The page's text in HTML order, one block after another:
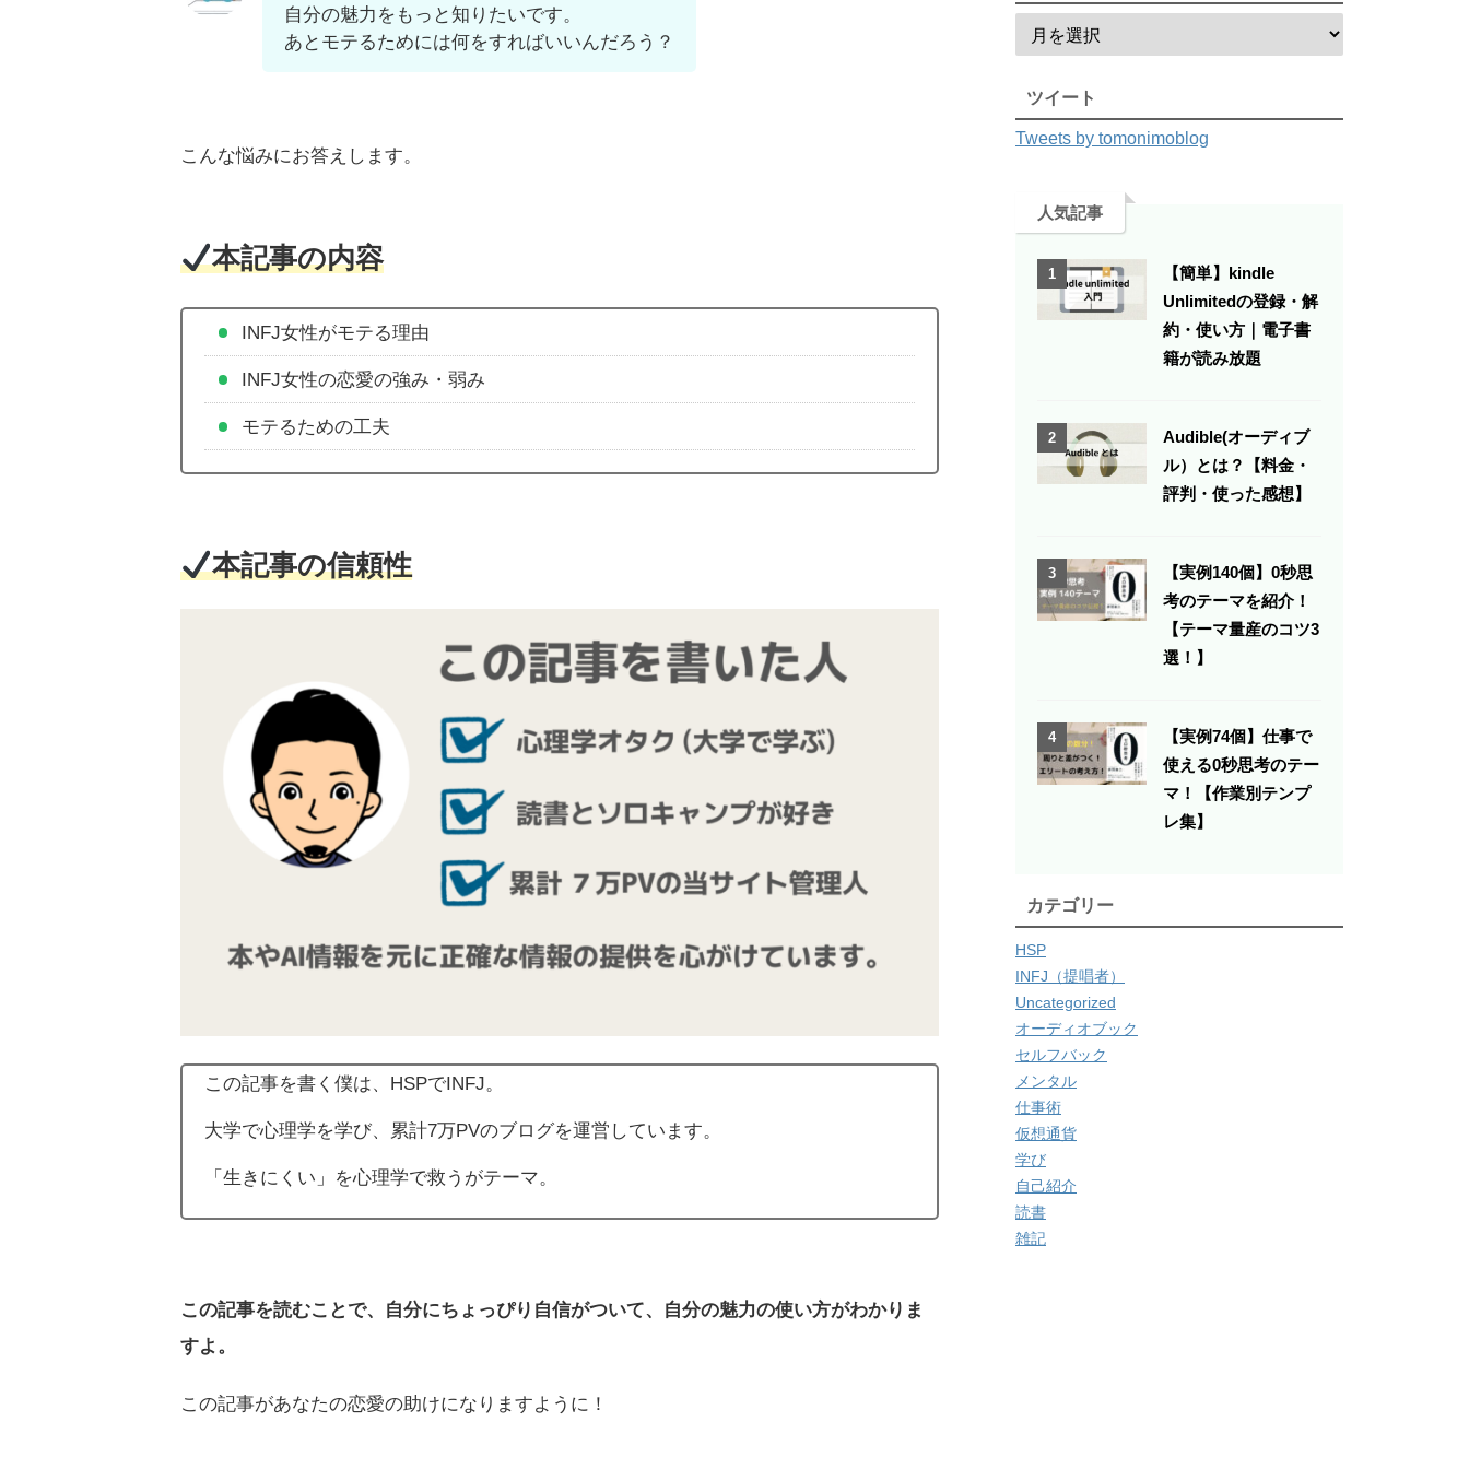
自分の魅力をもっと知りたいです。
あとモテるためには何をすればいいんだろう？
こんな悩みにお答えします。
本記事の内容
INFJ女性がモテる理由
INFJ女性の恋愛の強み・弱み
モテるための工夫
本記事の信頼性
この記事を書く僕は、HSPでINFJ。
大学で心理学を学び、累計7万PVのブログを運営しています。
「生きにくい」を心理学で救うがテーマ。
この記事を読むことで、自分にちょっぴり自信がついて、自分の魅力の使い方がわかりま
すよ。
この記事があなたの恋愛の助けになりますように！
ツイート
Tweets by tomonimoblog
人気記事
1
【簡単】kindle
Unlimitedの登録・解
約・使い方｜電子書
籍が読み放題
2
Audible(オーディブ
ル）とは？【料金・
評判・使った感想】
3
【実例140個】0秒思
考のテーマを紹介！
【テーマ量産のコツ3
選！】
4
【実例74個】仕事で
使える0秒思考のテー
マ！【作業別テンプ
レ集】
カテゴリー
HSP
INFJ（提唱者）
Uncategorized
オーディオブック
セルフバック
メンタル
仕事術
仮想通貨
学び
自己紹介
読書
雑記